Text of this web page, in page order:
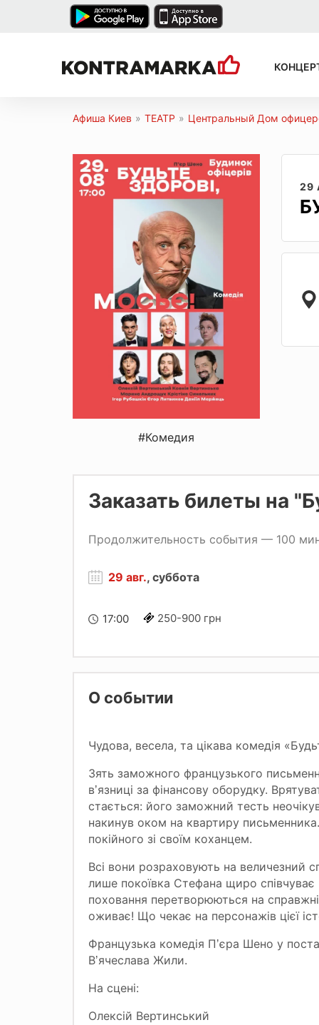
Афиша Киев » ТЕАТР » Центральный Дом
#Комедия
29
Заказать билеты на
Продолжительность события — 100
29 авг., суббота
17:00 250-900 грн
О событии
Чудова, весела, та цікава комедія
Зять заможного французького
вʼязниці за фінансову оборудку.
стається: його заможний тесть
накинув оком на квартиру
покійного зі своїм коханцем.
Всі вони розраховують на величезний
лише покоївка Стефана щиро співчуває
поховання перетворюються на
оживає! Що чекає на персонажів цієї
Французька комедія Пʼєра Шено у
Вʼячеслава Жили.
На сцені:
Олексій Вертинський